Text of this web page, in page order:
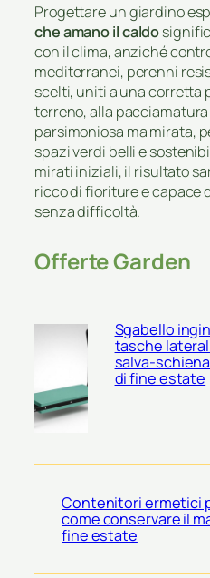
Progettare un giardino
che amano il caldo
con il clima, anziché
mediterranei, perenni
scelti, uniti a una corretta
terreno, alla pacciamatura
parsimoniosa ma mirata,
spazi verdi belli e
mirati iniziali, il risultato
ricco di fioriture e capace
senza difficoltà.
Offerte Garden
Sgabello
tasche
salva-
di fine estate
Contenitori ermetici
come conservare il
fine estate